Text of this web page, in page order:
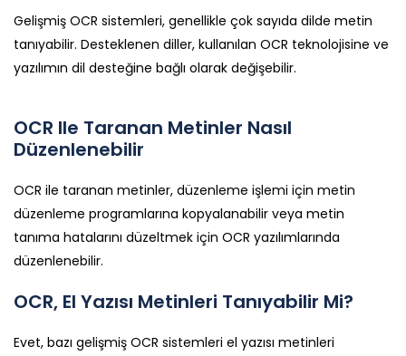
Gelişmiş OCR sistemleri, genellikle çok sayıda dilde metin
tanıyabilir. Desteklenen diller, kullanılan OCR teknolojisine ve
yazılımın dil desteğine bağlı olarak değişebilir.
OCR Ile Taranan Metinler Nasıl
Düzenlenebilir
OCR ile taranan metinler, düzenleme işlemi için metin
düzenleme programlarına kopyalanabilir veya metin
tanıma hatalarını düzeltmek için OCR yazılımlarında
düzenlenebilir.
OCR, El Yazısı Metinleri Tanıyabilir Mi?
Evet, bazı gelişmiş OCR sistemleri el yazısı metinleri